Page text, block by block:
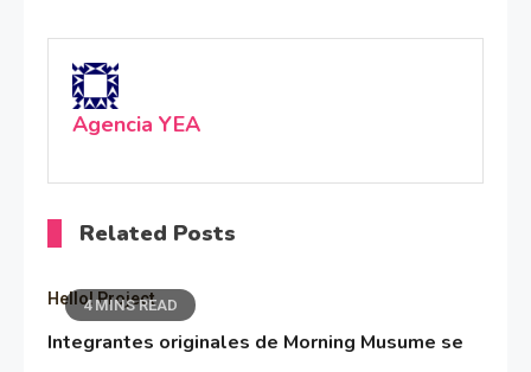
Agencia YEA
Related Posts
4 MINS READ
Hello! Project
Integrantes originales de Morning Musume se